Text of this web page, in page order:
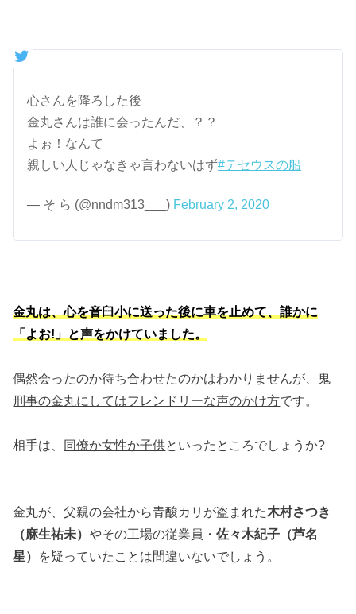
心さんを降ろした後
金丸さんは誰に会ったんだ、？？
よぉ！なんて
親しい人じゃなきゃ言わないはず#テセウスの船
— そ ら (@nndm313___) February 2, 2020
金丸は、心を音臼小に送った後に車を止めて、誰かに
「よお!」と声をかけていました。
偶然会ったのか待ち合わせたのかはわかりませんが、 鬼
刑事の金丸にしてはフレンドリーな声のかけ方です。
相手は、 同僚か女性か子供といったところでしょうか?
金丸が、父親の会社から青酸カリが盗まれた木村さつき
（麻生祐未）やその工場の従業員・佐々木紀子（芦名
星） を疑っていたことは間違いないでしょう。